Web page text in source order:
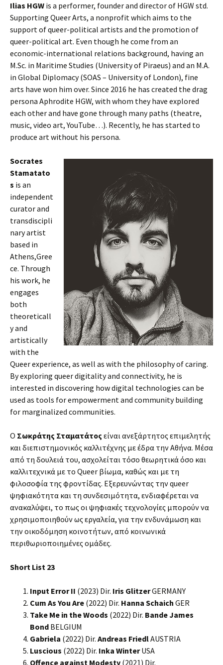
Ilias HGW is a performer, founder and director of HGW std.
Supporting Queer Arts, a nonprofit which aims to the
support of queer-political artists and the promotion of
queer-political art. Even though he come from an
economic-international relations background, having an
M.Sc. in Maritime Studies (University of Piraeus) and an M.A.
in Global Diplomacy (SOAS – University of London), fine
arts have won him over. Since 2016 he has created the drag
persona Aphrodite HGW, with whom they have explored
each other and have gone through many paths (theatre,
music, video art, YouTube…). Recently, he has started to
produce art without his persona.
Socrates
Stamatato
s is an
independent
curator and
transdiscipli
nary artist
based in
Athens,Gree
ce. Through
his work, he
engages
both
theoreticall
y and
artistically
with the
Queer experience, as well as with the philosophy of caring.
By exploring queer digitality and connectivity, he is
interested in discovering how digital technologies can be
used as tools for empowerment and community building
for marginalized communities.
Ο Σωκράτης Σταματάτος είναι ανεξάρτητος επιμελητής
και διεπιστημονικός καλλιτέχνης με έδρα την Αθήνα. Μέσα
από τη δουλειά του, ασχολείται τόσο θεωρητικά όσο και
καλλιτεχνικά με το Queer βίωμα, καθώς και με τη
φιλοσοφία της φροντίδας. Εξερευνώντας την queer
ψηφιακότητα και τη συνδεσιμότητα, ενδιαφέρεται να
ανακαλύψει, το πως οι ψηφιακές τεχνολογίες μπορούν να
χρησιμοποιηθούν ως εργαλεία, για την ενδυνάμωση και
την οικοδόμηση κοινοτήτων, από κοινωνικά
περιθωριοποιημένες ομάδες.
Short List 23
Input Error II (2023) Dir. Iris GlitzerGERMANY
Cum As You Are (2022) Dir. Hanna Schaich GER
Take Me in the Woods (2022) Dir. Bande James
Bond BELGIUM
Gabriela (2022) Dir. Andreas FriedlAUSTRIA
Luscious (2022) Dir. Inka WinterUSA
Offence against Modesty (2021) Dir.